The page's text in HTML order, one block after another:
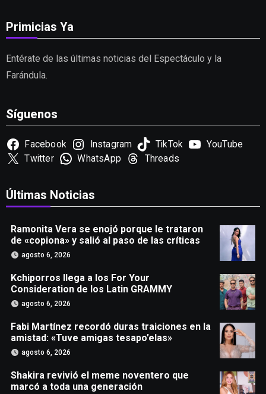
Primicias Ya
Entérate de las últimas noticias del Espectáculo y la
Farándula.
Síguenos
Facebook Instagram TikTok
YouTube
Twitter
WhatsApp Threads
Últimas Noticias
Ramonita Vera se enojó porque le trataron
de «copiona» y salió al paso de las críticas
agosto 6, 2026
Kchiporros llega a los For Your
Consideration de los Latin GRAMMY
agosto 6, 2026
Fabi Martínez recordó duras traiciones en la
amistad: «Tuve amigas tesapo’elas»
agosto 6, 2026
Shakira revivió el meme noventero que
marcó a toda una generación